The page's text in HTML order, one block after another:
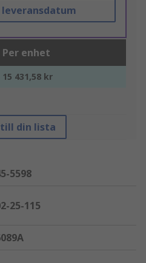
Per enhet
15 431,58 kr
till din lista
5598
25-115